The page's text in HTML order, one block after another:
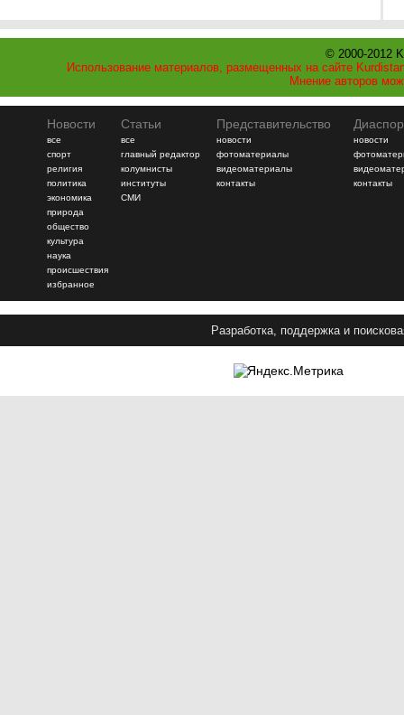
© 2000-2012
Использование материалов, размещенных на сайте
Мнение авторов
Новости
все
спорт
религия
политика
экономика
природа
общество
культура
наука
происшествия
избранное
Статьи
все
главный редактор
колумнисты
институты
СМИ
Представительство
новости
фотоматериалы
видеоматериалы
контакты
новости
контакты
Разработка, поддержка и